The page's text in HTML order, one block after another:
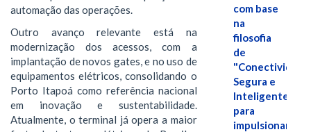
automação das operações.
Outro avanço relevante está na
modernização dos acessos, com a
implantação de novos gates, e no uso de
equipamentos elétricos, consolidando o
Porto Itapoá como referência nacional
em inovação e sustentabilidade.
Atualmente, o terminal já opera a maior
com base
na
filosofia
de
"Conectividade
Segura e
Inteligente"
para
impulsionar